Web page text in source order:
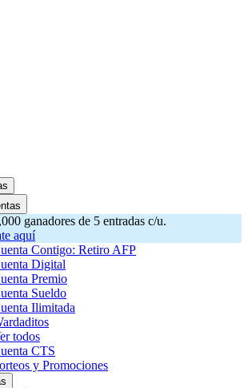
ganadores de 5 entradas c/u.
aquí
Contigo: Retiro AFP
Digital
Premio
Sueldo
Ilimitada
todos
CTS
y Promociones